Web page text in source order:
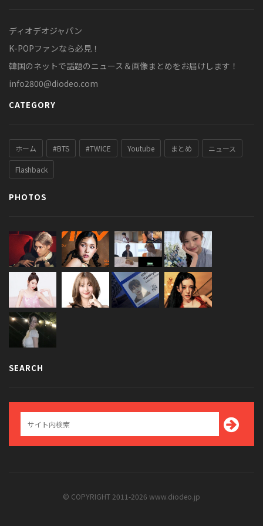
ディオデオジャパン
K-POPファンなら必見！
韓国のネットで話題のニュース＆画像まとめをお届けします！
info2800@diodeo.com
CATEGORY
ホーム #BTS #TWICE Youtube まとめ ニュース
Flashback
PHOTOS
SEARCH
© COPYRIGHT 2011-2026 www.diodeo.jp